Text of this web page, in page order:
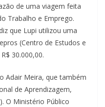
de uma viagem feita
Trabalho e Emprego.
que Lupi utilizou uma
(Centro de Estudos e
30.000,00.
Adair Meira, que também
de Aprendizagem,
O Ministério Público